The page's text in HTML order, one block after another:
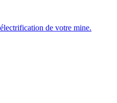
de votre mine.